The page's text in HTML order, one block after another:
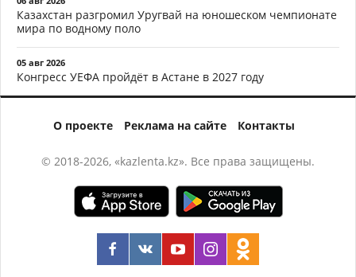
Казахстан разгромил Уругвай на юношеском чемпионате
мира по водному поло
05 авг 2026
Конгресс УЕФА пройдёт в Астане в 2027 году
О проекте Реклама на сайте Контакты
© 2018-2026, «kazlenta.kz». Все права защищены.